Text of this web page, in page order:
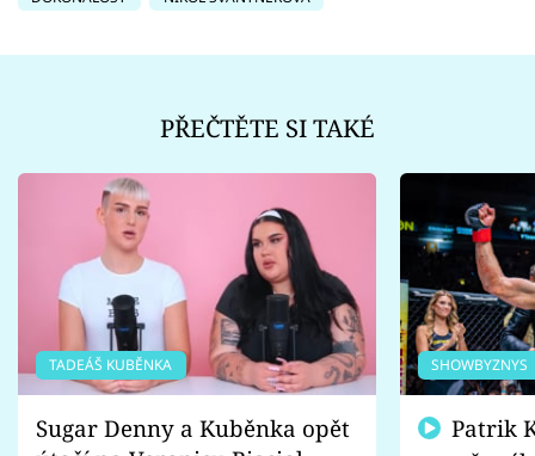
PŘEČTĚTE SI TAKÉ
TADEÁŠ KUBĚNKA
Sugar Denny a Kuběnka opět
SHOWBYZNYS